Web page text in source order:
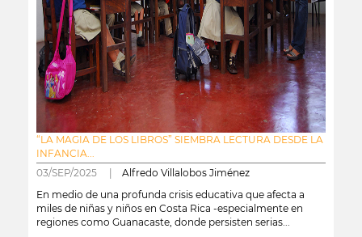
“LA MAGIA DE LOS LIBROS” SIEMBRA LECTURA DESDE LA
INFANCIA...
03/SEP/2025 | Alfredo Villalobos Jiménez
En medio de una profunda crisis educativa que afecta a
miles de niñas y niños en Costa Rica -especialmente en
regiones como Guanacaste, donde persisten serias...